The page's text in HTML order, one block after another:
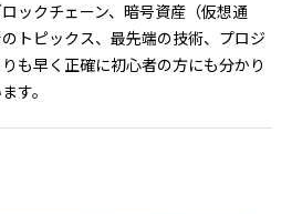
ックチェーン、暗号資産（仮想通
トピックス、最先端の技術、プロジ
も早く正確に初心者の方にも分かり
す。